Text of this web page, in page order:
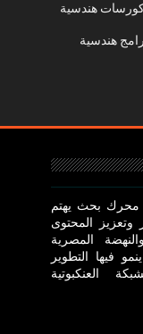
هندسية
هندسية
بحث يهتم
وتعزيز المحتوى
المصرية
فيها التطوير
العنكبوتية